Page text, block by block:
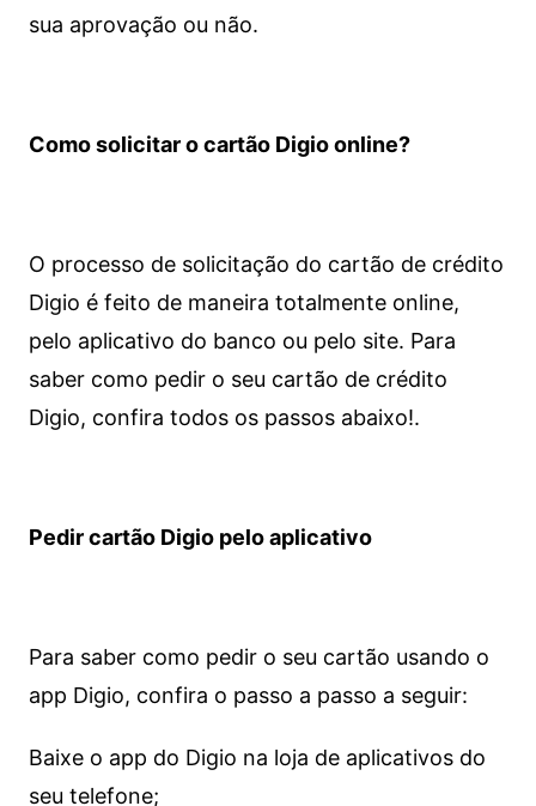
sua aprovação ou não.
Como solicitar o cartão Digio online?
O processo de solicitação do cartão de crédito
Digio é feito de maneira totalmente online,
pelo aplicativo do banco ou pelo site. Para
saber como pedir o seu cartão de crédito
Digio, confira todos os passos abaixo!.
Pedir cartão Digio pelo aplicativo
Para saber como pedir o seu cartão usando o
app Digio, confira o passo a passo a seguir:
Baixe o app do Digio na loja de aplicativos do
seu telefone;